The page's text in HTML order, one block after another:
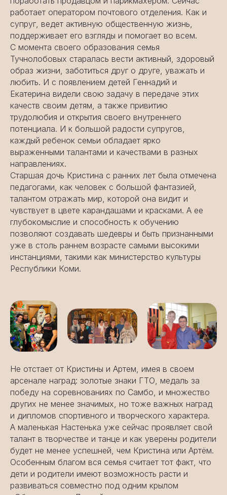
работает оператором почтового отделения. Как и
супруг, ведет активную общественную жизнь,
поддерживает его взгляды и помогает во всем.
С момента своего образования семья
Тучнолобовых старалась вести активный, здоровый
образ жизни, заботиться друг о друге, уважать и
любить. И с появлением детей Геннадий и
Екатерина видели свою задачу в передаче этих
качеств своим детям, а также привитию
трудолюбия и открытия своего внутреннего
потенциала. И к большой радости супругов,
каждый ребенок семьи обладает ярко
выраженными талантами и качествами в разных
направлениях.
Старшая дочь Кристина с ранних лет была отмечена
педагогами, как человек с большой фантазией,
талантом отражать мир, которой она видит и
чувствует в цвете карандашами и красками. А ее
глубокомыслие и способность к обучению
позволяют создавать шедевры и быть признанными
уже в столь раннем возрасте самыми высокими
инстанциями, такими как министерство культуры
Республики Коми.
Не отстает от Кристины и Артем, имея в своем
арсенале наград: золотые знаки ГТО, медаль за
победу на соревнованиях по Самбо, и множество
других не менее значимых, но тоже важных наград
и дипломов спортивного и творческого характера.
А маленькая Настенька уже сейчас проявляет свой
талант в творчестве и танце и как уверены родители
будет не менее успешней, чем Кристина или Артём.
Особенным благом вся семья считает тот факт, что
дети и родители имеют возможность расти и
развиваться совместно под одним крылом